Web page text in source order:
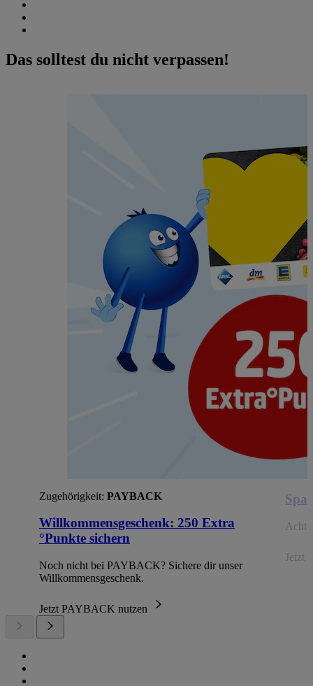
Das solltest du nicht verpassen!
Zugehörigkeit: PAYBACK
Willkommensgeschenk: 250 Extra
°Punkte sichern
Noch nicht bei PAYBACK? Sichere dir unser
Willkommensgeschenk.
Jetzt PAYBACK nutzen
Jetzt